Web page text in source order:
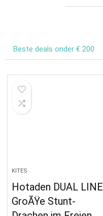
Beste deals onder € 200
KITES
Hotaden DUAL LINE
GroÃŸe Stunt-